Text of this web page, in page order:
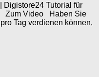
Digistore24 Tutorial für
Zum Video Haben Sie
Tag verdienen können,